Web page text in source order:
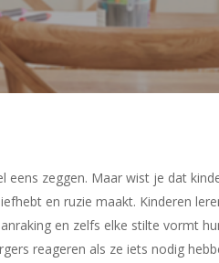
eens zeggen. Maar wist je dat
en ruzie maakt. Kinderen
en zelfs elke stilte vormt
reageren als ze iets nodig